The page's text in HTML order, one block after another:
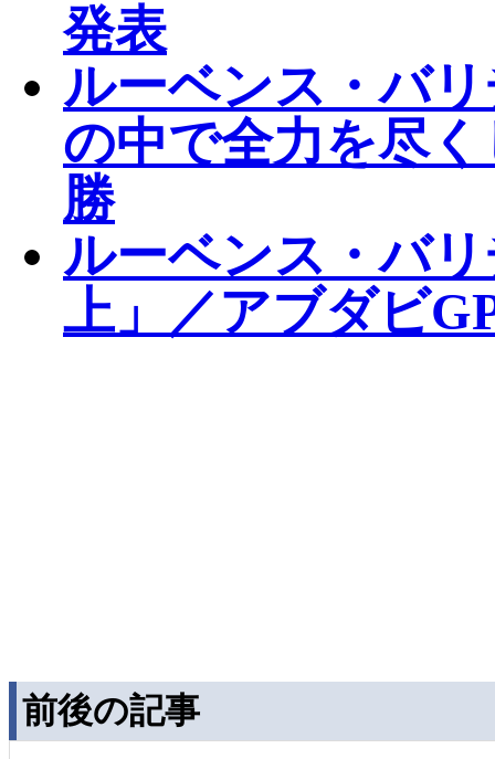
発表
ルーベンス・バ
の中で全力を尽
勝
ルーベンス・バ
上」／アブダビ
前後の記事